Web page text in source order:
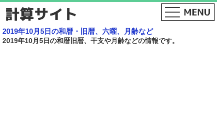
2019年10月5日の和暦・旧暦、六曜、月齢など
2019年10月5日の和暦旧暦、干支や月齢などの情報です。